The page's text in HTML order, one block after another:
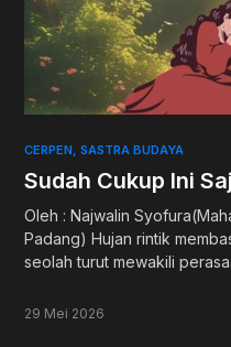
CERPEN SASTRA BUDAYA
Sudah Cukup Ini
Oleh : Najwalin
Padang) Hujan rintik
seolah turut mewakili
29 Mei 2026